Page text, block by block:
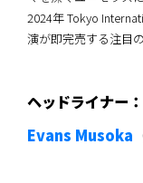
2024年 Tokyo
演が即完売する注目の
ヘッドライナー：
Evans Musoka